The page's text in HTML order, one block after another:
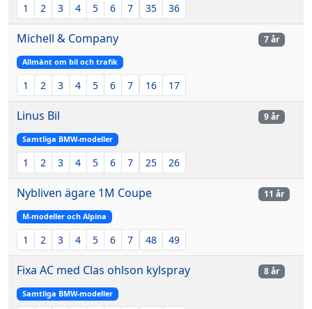
1 2 3 4 5 6 7 35 36
Michell & Company
Allmänt om bil och trafik
1 2 3 4 5 6 7 16 17
7 år
Linus Bil
Samtliga BMW-modeller
1 2 3 4 5 6 7 25 26
9 år
Nybliven ägare 1M Coupe
M-modeller och Alpina
1 2 3 4 5 6 7 48 49
11 år
Fixa AC med Clas ohlson kylspray
Samtliga BMW-modeller
8 år